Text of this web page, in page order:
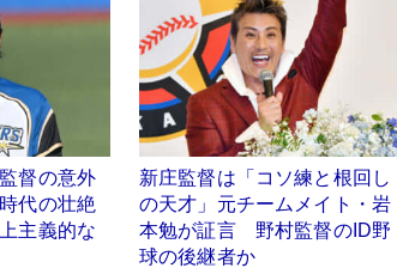
督の意外
代の壮絶
主義的な
新庄監督は「コソ練と根回し
の天才」元チームメイト・岩
本勉が証言 野村監督のID野
球の後継者か